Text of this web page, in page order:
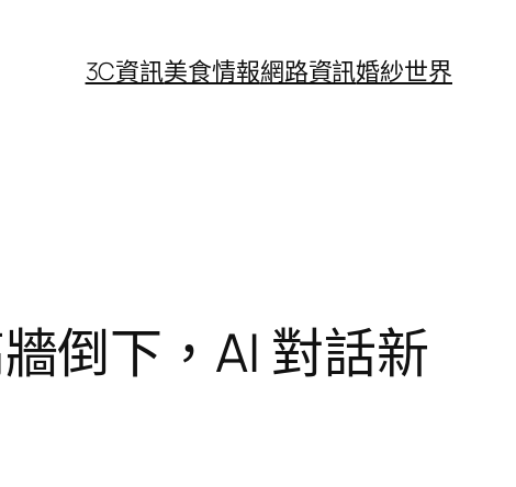
3C資訊美食情報網路資訊婚紗世界
倒下，AI 對話新